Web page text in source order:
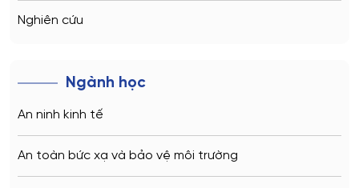
Kaliningrad
Nghiên cứu
Ngành học
An ninh kinh tế
An toàn bức xạ và bảo vệ môi trường